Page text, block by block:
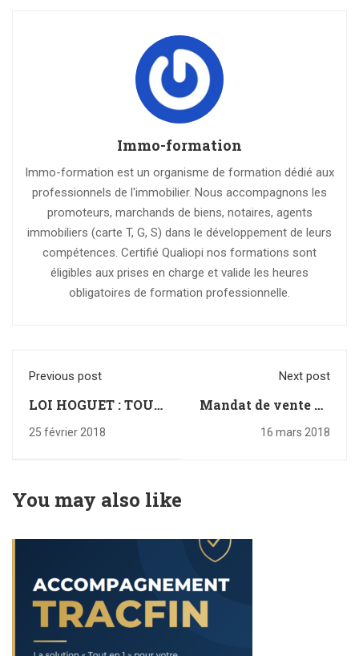
Immo-formation
Immo-formation est un organisme de formation dédié aux
professionnels de l'immobilier. Nous accompagnons les
promoteurs, marchands de biens, notaires, agents
immobiliers (carte T, G, S) dans le développement de leurs
compétences. Certifié Qualiopi nos formations sont
éligibles aux prises en charge et valide les heures
obligatoires de formation professionnelle.
Previous post
LOI HOGUET : TOUT
SAVOIR ET
25 février 2018
Next post
Mandat de vente ou
de gestion d’un
16 mars 2018
You may also like